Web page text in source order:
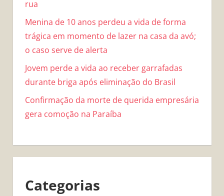
rua
Menina de 10 anos perdeu a vida de forma
trágica em momento de lazer na casa da avó;
o caso serve de alerta
Jovem perde a vida ao receber garrafadas
durante briga após eliminação do Brasil
Confirmação da morte de querida empresária
gera comoção na Paraíba
Categorias